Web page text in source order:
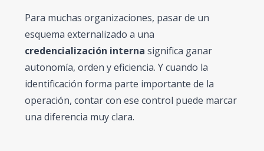
Para muchas organizaciones, pasar de un
esquema externalizado a una
credencialización interna significa ganar
autonomía, orden y eficiencia. Y cuando la
identificación forma parte importante de la
operación, contar con ese control puede marcar
una diferencia muy clara.